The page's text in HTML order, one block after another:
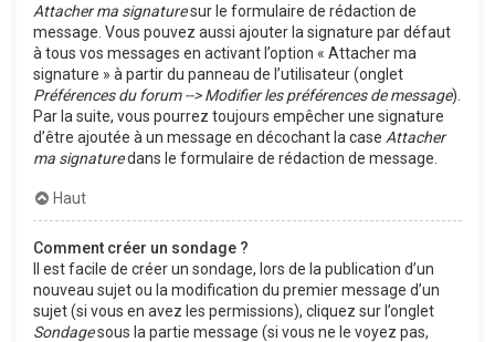
Attacher ma signaturesur le formulaire de rédaction de
message. Vous pouvez aussi ajouter la signature par défaut
à tous vos messages en activant l’option « Attacher ma
signature » à partir du panneau de l’utilisateur (onglet
Préférences du forum --> Modifier les préférences de message).
Par la suite, vous pourrez toujours empêcher une signature
d’être ajoutée à un message en décochant la case Attacher
ma signaturedans le formulaire de rédaction de message.
Haut
Comment créer un sondage ?
Il est facile de créer un sondage, lors de la publication d’un
nouveau sujet ou la modification du premier message d’un
sujet (si vous en avez les permissions), cliquez sur l’onglet
Sondagesous la partie message (si vous ne le voyez pas,